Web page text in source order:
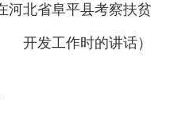
河北省阜平县考察扶贫
开发工作时的讲话）